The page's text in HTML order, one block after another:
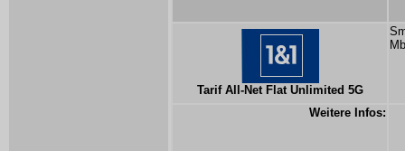
Tarif All-Net Flat Unlimited 5G
Weitere Infos: